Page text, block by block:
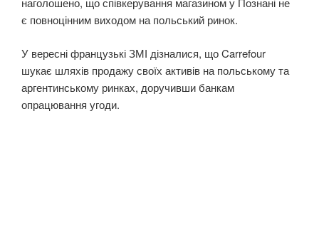
є повноцінним виходом на польський ринок.
У вересні французькі ЗМІ дізналися, що Carrefour
шукає шляхів продажу своїх активів на польському та
аргентинському ринках, доручивши банкам
опрацювання угоди.